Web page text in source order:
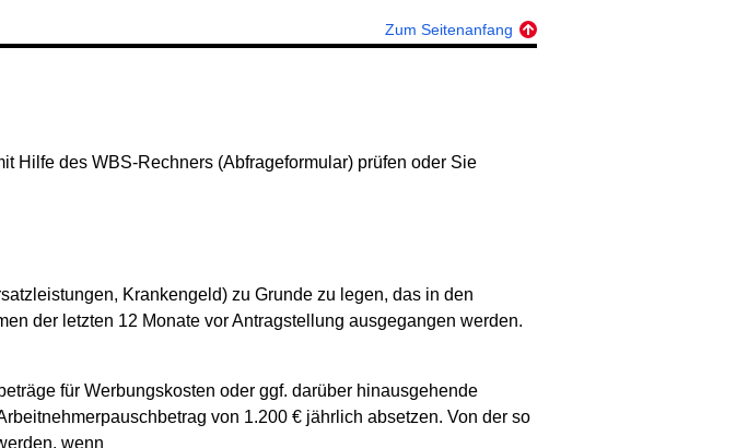
Zum Seitenanfang
Hilfe des WBS-Rechners (Abfrageformular) prüfen oder Sie
Krankengeld) zu Grunde zu legen, das in den
der letzten 12 Monate vor Antragstellung ausgegangen werden.
für Werbungskosten oder ggf. darüber hinausgehende
von 1.200 € jährlich absetzen. Von der so
wenn